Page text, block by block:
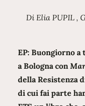
Di Elia PUPIL ,
EP: Buongiorno
a Bologna con
della Resistenza
di cui fai parte